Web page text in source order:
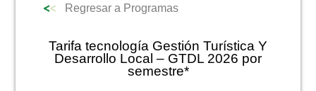
Regresar a Programas
Tarifa tecnología Gestión Turística Y
Desarrollo Local – GTDL 2026 por
semestre*